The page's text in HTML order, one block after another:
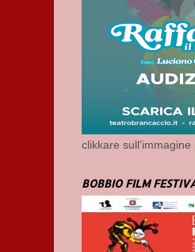
clikkare sull'immagine
BOBBIO FILM